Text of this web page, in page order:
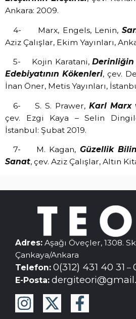
Ankara: 2009.
4- Marx, Engels, Lenin,
Aziz Çalışlar, Ekim Yayınları,
5- Kojin Karatani,Derinliğin
Edebiyatının Kökenleri, çev.
İnan Öner, Metis Yayınları,
6- S. S. Prawer, Karl Marx
çev. Ezgi Kaya – Selin
İstanbul: Şubat 2019.
7- M. Kagan,Güzellik
Sanat, çev. Aziz Çalışlar, Altın
Adres: Aşağı Öveçler, 1308.
Çankaya/Ankara
Telefon: 0(312) 431 40 31 –
E-Posta: